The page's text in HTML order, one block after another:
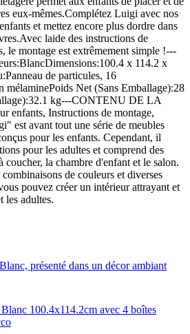
eux-mêmes.Complétez Luigi avec nos
et mettez encore plus dordre dans
laide des instructions de
le montage est extrêmement simple !---
x 114.2 x
de particules, 16
mélaminePoids Net (Sans Emballage):28
kg---CONTENU DE LA
enfants, Instructions de montage,
est avant tout une série de meubles
pour les enfants. Cependant, il
pour les adultes et comprend des
coucher, la chambre d'enfant et le salon.
de couleurs et diverses
pouvez créer un intérieur attrayant et
les adultes.
100.4x114.2cm avec 4 boîtes